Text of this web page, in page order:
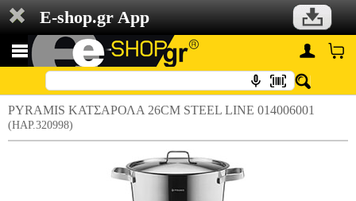
E-shop.gr App
PYRAMIS ΚΑΤΣΑΡΟΛΑ 26CM STEEL LINE 014006001
(HAP.320998)